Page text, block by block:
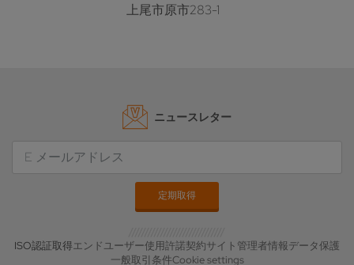
上尾市原市283-1
ニュースレター
ISO認証取得エンドユーザー使用許諾契約サイト管理者情報データ保護
一般取引条件Cookie settings